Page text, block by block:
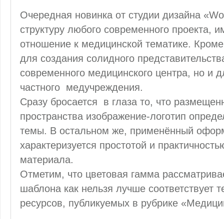
Очередная новинка от студии дизайна
структуру любого современного проекта,
отношение к медицинской тематике.
для создания солидного
современного медицинского центра, но и
частного медучреждения.
Сразу бросается в глаза то, что
пространства изображение-логотип
темы. В остальном же, применённый
характеризуется простотой и
материала.
Отметим, что цветовая гамма
шаблона как нельзя лучше соответствует
ресурсов, публикуемых в рубрике